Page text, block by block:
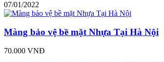
07/01/2022
Màng bảo vệ bề mặt Nhựa Tại Hà Nội
70.000 VNĐ